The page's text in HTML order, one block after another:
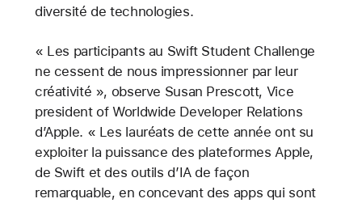
diversité de technologies.
« Les participants au Swift Student Challenge
ne cessent de nous impressionner par leur
créativité », observe Susan Prescott, Vice
president of Worldwide Developer Relations
d’Apple. « Les lauréats de cette année ont su
exploiter la puissance des plateformes Apple,
de Swift et des outils d’IA de façon
remarquable, en concevant des apps qui sont